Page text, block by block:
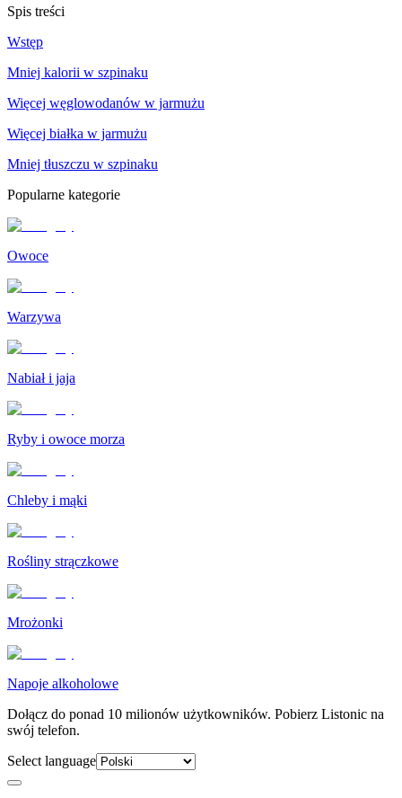
Spis treści
Wstęp
Mniej kalorii w szpinaku
Więcej węglowodanów w jarmużu
Więcej białka w jarmużu
Mniej tłuszczu w szpinaku
Popularne kategorie
Owoce
Warzywa
Nabiał i jaja
Ryby i owoce morza
Chleby i mąki
Rośliny strączkowe
Mrożonki
Napoje alkoholowe
Dołącz do ponad 10 milionów użytkowników. Pobierz Listonic na
swój telefon.
Select language